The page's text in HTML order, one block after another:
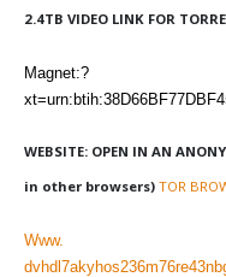
2.4TB VIDEO LINK FOR
Magnet:?
WEBSITE: OPEN IN AN
in other browsers) TOR
Www.